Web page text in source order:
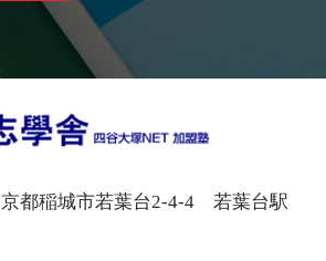
都稲城市若葉台2-4-4 若葉台駅